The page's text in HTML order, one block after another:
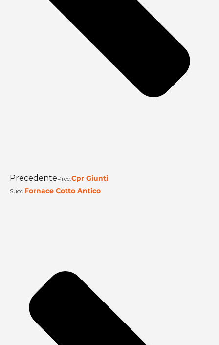
PrecedentePrec.Cpr Giunti
Succ.Fornace Cotto Antico